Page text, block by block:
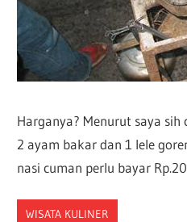
Harganya? Menurut saya
2 ayam bakar dan 1 lele
nasi cuman perlu bayar
WISATA KULINER